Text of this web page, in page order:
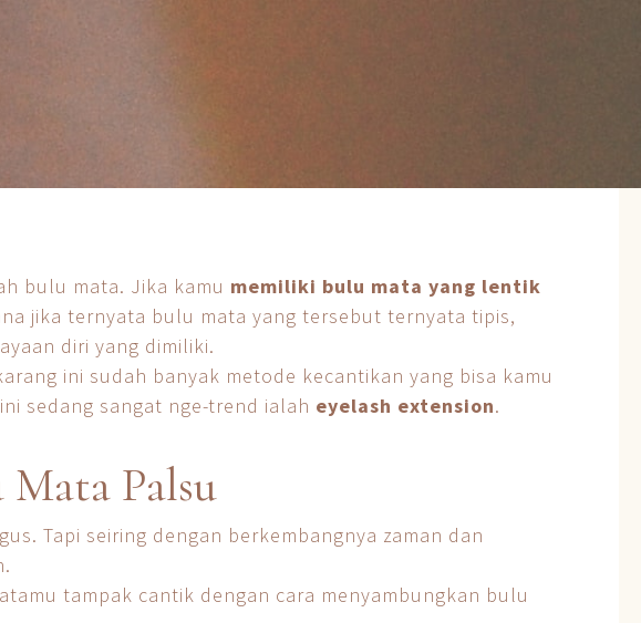
bulu mata. Jika kamu memiliki bulu mata yang lentik
jika ternyata bulu mata yang tersebut ternyata tipis,
diri yang dimiliki.
ini sudah banyak metode kecantikan yang bisa kamu
sedang sangat nge-trend ialah eyelash extension.
Mata Palsu
Tapi seiring dengan berkembangnya zaman dan
tampak cantik dengan cara menyambungkan bulu